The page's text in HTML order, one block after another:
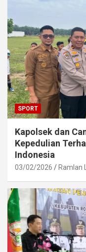
SPORT
Kapolsek dan
Kepedulian
Indonesia
03/02/2026 Ramlan